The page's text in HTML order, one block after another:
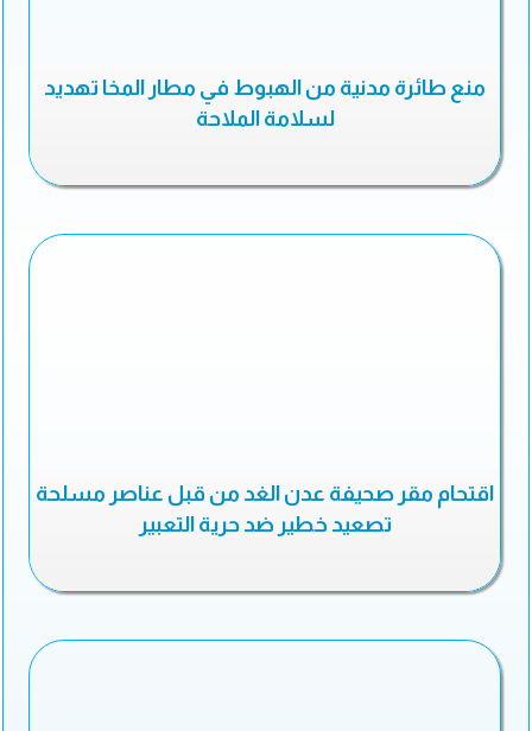
منع طائرة مدنية من الهبوط في مطار المخا تهديد
لسلامة الملاحة
اقتحام مقر صحيفة عدن الغد من قبل عناصر مسلحة
تصعيد خطير ضد حرية التعبير